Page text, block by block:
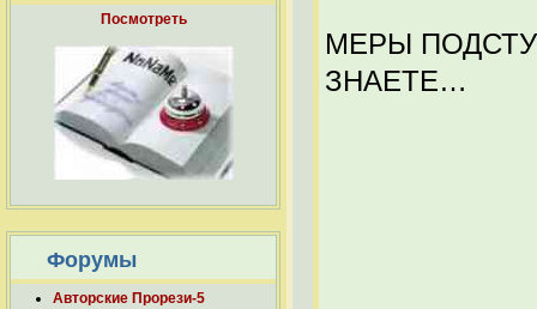
Посмотреть
Форумы
Авторские Прорези-5
МЕРЫ
ЗНАЕТЕ…